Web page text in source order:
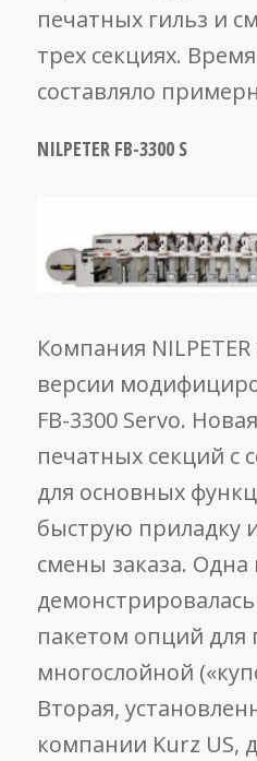
печатных гильз и
трех секциях.
составляло
NILPETER FB-3300 S
Компания
версии
FB-3300 Servo.
печатных секций с
для основных
быструю приладку
смены заказа.
пакетом опций для
многослойной
Вторая,
компании Kurz US,